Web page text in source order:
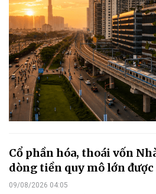
Cổ phần hóa, thoái vốn
dòng tiền quy mô lớn được
09/08/2026 04:05